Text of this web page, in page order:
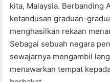
kita, Malaysia. Berbanding
ketandusan graduan-
menghasilkan rekaan
Sebagai sebuah negara
sewajarnya mengambil
menawarkan tempat